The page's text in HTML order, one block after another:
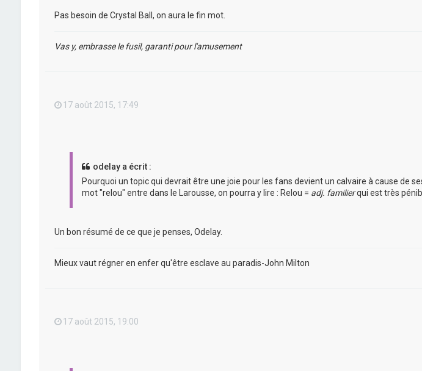
Pas besoin de Crystal Ball, on aura le fin mot.
Vas y, embrasse le fusil, garanti pour l'amusement
17 août 2015, 17:49
odelay a écrit :
Pourquoi un topic qui devrait être une joie pour les fans devient un calvaire à cause de
mot "relou" entre dans le Larousse, on pourra y lire : Relou = adj. familierqui est très
Un bon résumé de ce que je penses, Odelay.
Mieux vaut régner en enfer qu'être esclave au paradis-John Milton
17 août 2015, 19:00